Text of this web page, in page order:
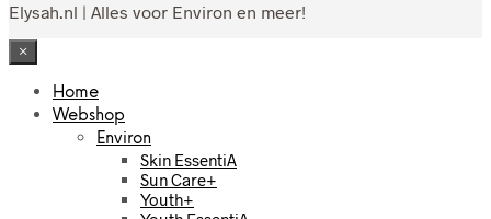
Elysah.nl | Alles voor Environ en meer!
×
Home
Webshop
Environ
Skin EssentiA
Sun Care+
Youth+